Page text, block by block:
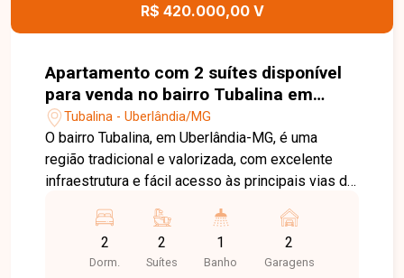
para morar ou investir.
R$ 420.000,00 V
Apartamento com 2 suítes disponível
para venda no bairro Tubalina em
Uberlândia-MG
Tubalina - Uberlândia/MG
O bairro Tubalina, em Uberlândia-MG, é uma
região tradicional e valorizada, com excelente
infraestrutura e fácil acesso às principais vias da
farmácias, restaurantes e diversos comércios,
oferece praticidade, conforto e qualidade de vida
para toda a família. Apartamento com
2
Dorm.
2
Suítes
1
Banho
2
Garagens